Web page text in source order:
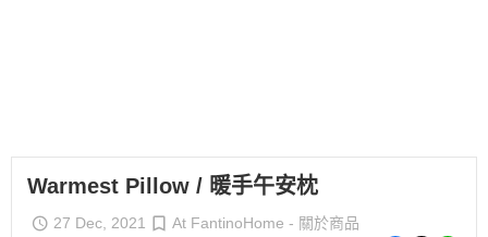
Warmest Pillow / 暖手午安枕
27 Dec, 2021
At FantinoHome - 關於商品